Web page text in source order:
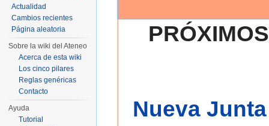
Nueva
Actualidad
Cambios recientes
Página aleatoria
Sobre la wiki del Ateneo
Acerca de esta wiki
Los cinco pilares
Reglas genéricas
Contacto
Ayuda
Tutorial